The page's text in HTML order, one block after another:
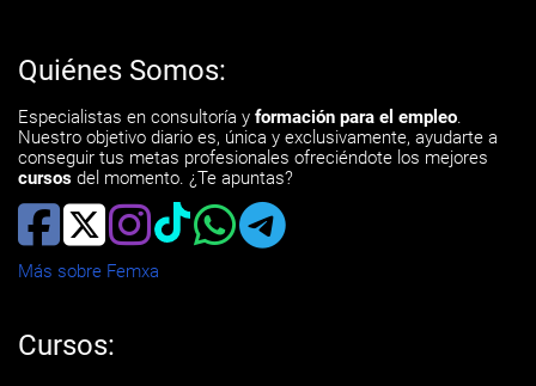
Quiénes Somos:
Especialistas en consultoría y formación para el empleo.
Nuestro objetivo diario es, única y exclusivamente, ayudarte a
conseguir tus metas profesionales ofreciéndote los mejores
cursos del momento. ¿Te apuntas?
Más sobre Femxa
Cursos: